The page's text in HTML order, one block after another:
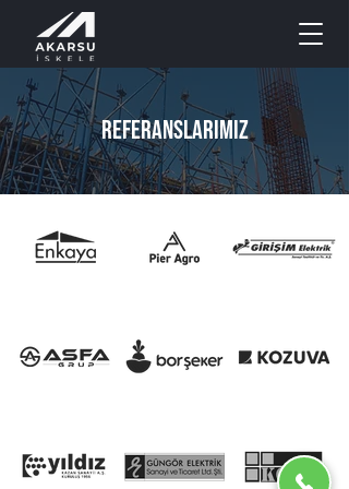
referanslarımız